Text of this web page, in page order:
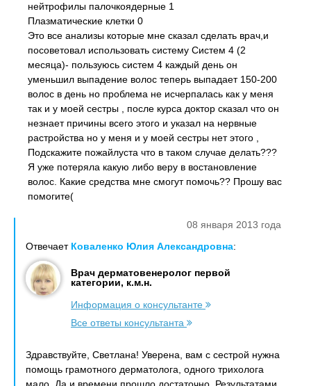
нейтрофилы палочкоядерные 1
Плазматические клетки 0
Это все анализы которые мне сказал сделать врач,и
посоветовал использовать систему Систем 4 (2
месяца)- пользуюсь систем 4 каждый день он
уменьшил выпадение волос теперь выпадает 150-200
волос в день но проблема не исчерпалась как у меня
так и у моей сестры , после курса доктор сказал что он
незнает причины всего этого и указал на нервные
растройства но у меня и у моей сестры нет этого ,
Подскажите пожайлуста что в таком случае делать???
Я уже потеряла какую либо веру в востановление
волос. Какие средства мне смогут помочь?? Прошу вас
помогите(
08 января 2013 года
Отвечает Коваленко Юлия Александровна:
Врач дерматовенеролог первой
категории, к.м.н.
Информация о консультанте
Все ответы консультанта
Здравствуйте, Светлана! Уверена, вам с сестрой нужна
помощь грамотного дерматолога, одного трихолога